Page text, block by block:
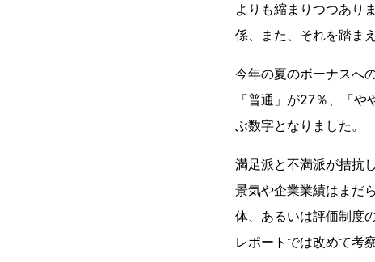
よりも縮まりつつあり
係、また、それを踏ま
今年の夏のボーナスへ
「普通」が27％、「
ぶ数字となりました。
満足派と不満派が拮抗
景気や企業業績はまだ
体、あるいは評価制度
レポートでは改めて考